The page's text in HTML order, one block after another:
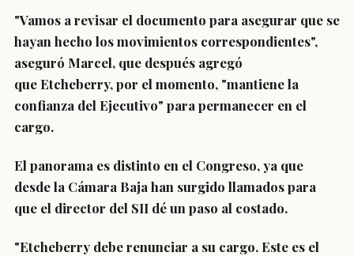
"Vamos a revisar el documento para asegurar que se
hayan hecho los movimientos correspondientes",
aseguró Marcel, que después agregó
que Etcheberry, por el momento, "mantiene la
confianza del Ejecutivo" para permanecer en el
cargo.
El panorama es distinto en el Congreso,ya que
desde la Cámara Baja han surgido llamados para
que el director del SII dé un paso al costado.
"Etcheberry debe renunciar a su cargo. Este es el